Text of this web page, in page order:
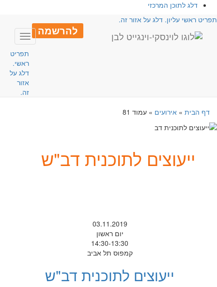
דלג לתוכן המרכזי
ראשי עליון. דלג על אזור זה.
להרשמה
Toggle
תפריט
ראשי.
דלג על
אזור
זה.
דף הבית» אירועים» עמוד 81
ייעוצים לתוכנית דב"ש
03.11.2019
יום ראשון
14:30-13:30
קמפוס תל אביב
ייעוצים לתוכנית דב"ש